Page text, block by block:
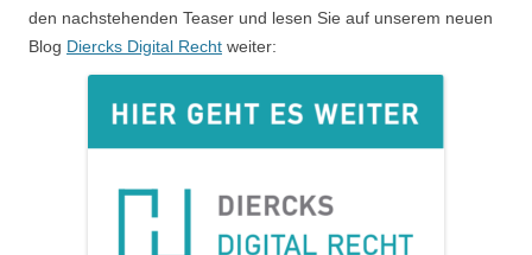
den nachstehenden Teaser und lesen Sie auf unserem neuen
Blog Diercks Digital Recht weiter: